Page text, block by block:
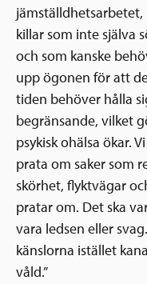
Postkodlotteriet
killar som inte själva
och som kanske
upp ögonen för att
tiden behöver hålla
begränsande, vilket
psykisk ohälsa ökar.
prata om saker som
skörhet, flyktvägar
pratar om. Det ska
vara ledsen eller
känslorna istället
våld.”